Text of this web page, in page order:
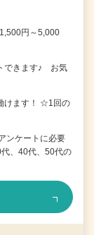
円～5,000
できます♪ お気
けます！ ☆1回の
ンケートに必要
、40代、50代の